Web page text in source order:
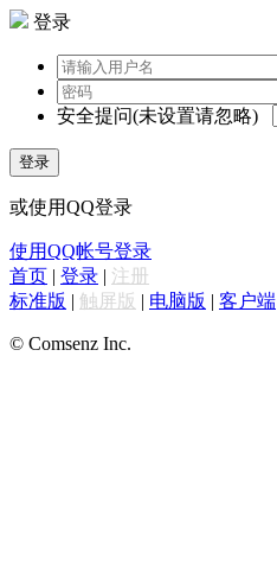
登录
安全提问(未设置请忽略)
登录
或使用QQ登录
使用QQ帐号登录
首页 | 登录 | 注册
标准版 | 触屏版 | 电脑版 | 客户端
© Comsenz Inc.